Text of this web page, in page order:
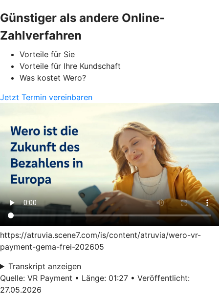
Günstiger als andere Online-
Zahlverfahren
Vorteile für Sie
Vorteile für Ihre Kundschaft
Was kostet Wero?
Jetzt Termin vereinbaren
https://atruvia.scene7.com/is/content/atruvia/wero-vr-
payment-gema-frei-202605
Transkript anzeigen
Quelle: VR Payment • Länge: 01:27 • Veröffentlicht:
27.05.2026